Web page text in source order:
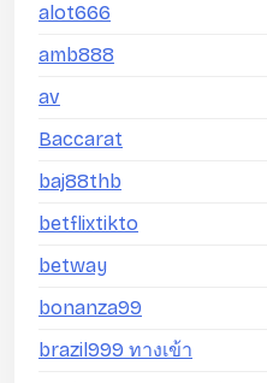
alot666
amb888
av
Baccarat
baj88thb
betflixtikto
betway
bonanza99
brazil999 ทางเข้า